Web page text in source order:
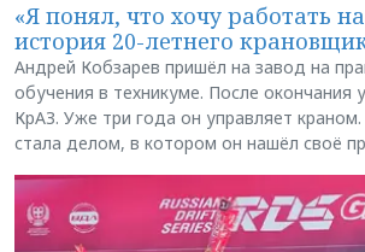
«Я понял, что хочу работать
история 20-летнего
Андрей Кобзарев пришёл на завод на
обучения в техникуме. После окончания
КрАЗ. Уже три года он управляет
стала делом, в котором он нашёл своё